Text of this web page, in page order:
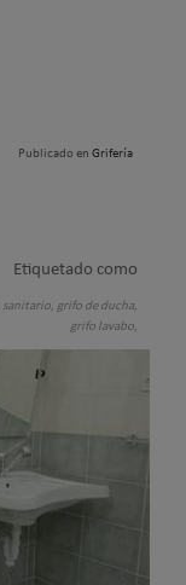
Publicado en Grifería
Etiquetado como
sanitario, grifo de ducha,
grifo lavabo,